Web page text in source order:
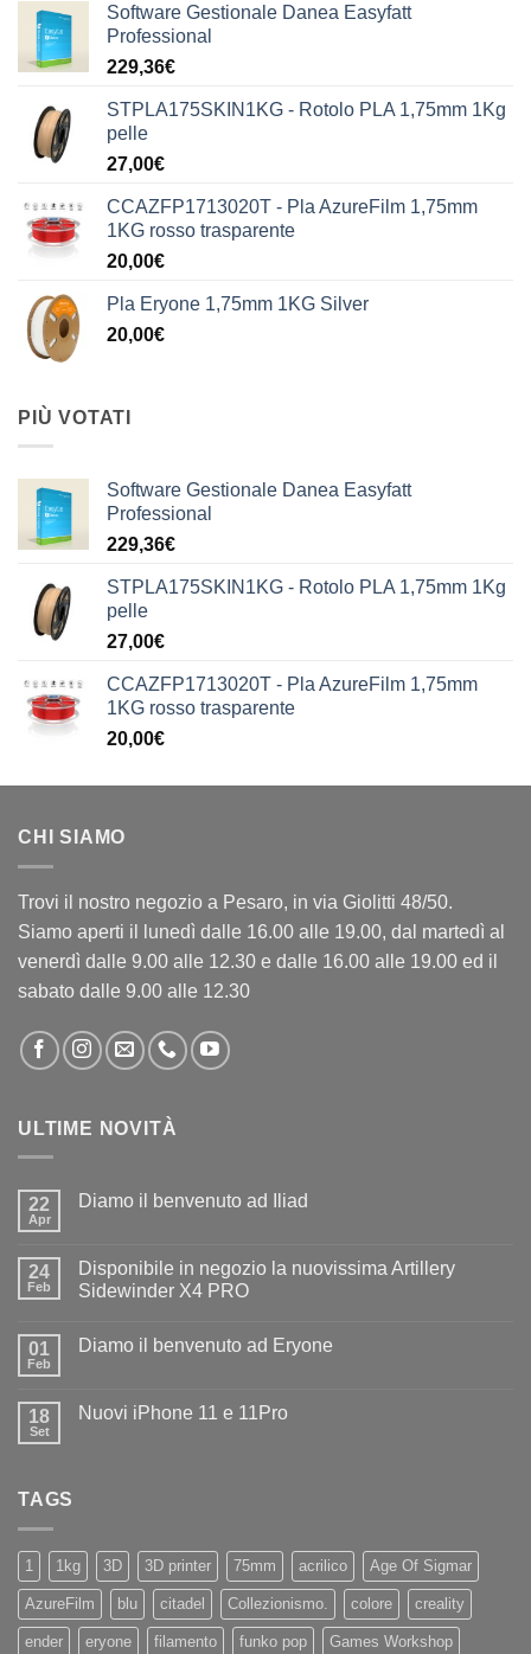
Software Gestionale Danea Easyfatt
Professional
229,36€
STPLA175SKIN1KG - Rotolo PLA 1,75mm 1Kg
pelle
27,00€
CCAZFP1713020T - Pla AzureFilm 1,75mm
1KG rosso trasparente
20,00€
Pla Eryone 1,75mm 1KG Silver
20,00€
PIÙ VOTATI
Software Gestionale Danea Easyfatt
Professional
229,36€
STPLA175SKIN1KG - Rotolo PLA 1,75mm 1Kg
pelle
27,00€
CCAZFP1713020T - Pla AzureFilm 1,75mm
1KG rosso trasparente
20,00€
CHI SIAMO
Trovi il nostro negozio a Pesaro, in via Giolitti 48/50.
Siamo aperti il lunedì dalle 16.00 alle 19.00, dal martedì al
venerdì dalle 9.00 alle 12.30 e dalle 16.00 alle 19.00 ed il
sabato dalle 9.00 alle 12.30
ULTIME NOVITÀ
22
Apr
Diamo il benvenuto ad Iliad
Diamo
il
benvenuto
24
Feb
Disponibile in negozio la nuovissima Artillery
Sidewinder X4 PRO
su
la
nuovissima
01
Feb
Diamo il benvenuto ad Eryone
Diamo
18
Set
Nuovi iPhone 11 e 11Pro
TAGS
1 1kg 3D 3D printer 75mm acrilico Age Of Sigmar
AzureFilm blu citadel Collezionismo. colore creality
ender eryone filamento funko pop Games Workshop